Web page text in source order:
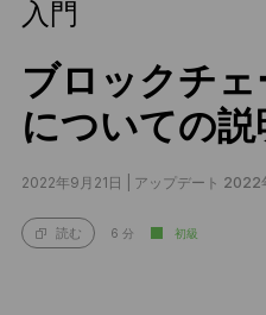
入門
ブロックチ
についての説
2022年9月21日 | アップデート 2022
読む 6 分 初級